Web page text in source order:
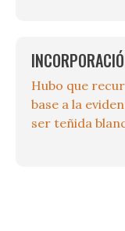
Hubo que
base a la
ser teñida